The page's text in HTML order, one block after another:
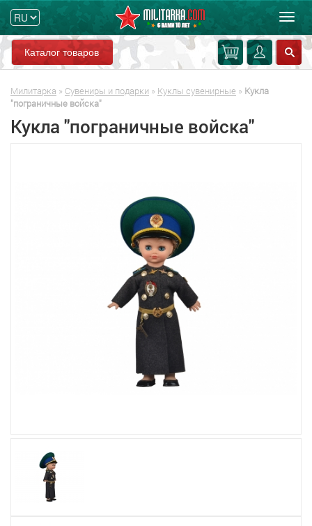
Каталог товаров
Милитарка » Сувениры и подарки » Куклы сувенирные » Кукла
"пограничные войска"
Кукла "пограничные войска"